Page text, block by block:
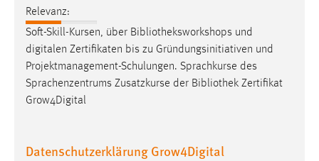
Relevanz:
Soft-Skill-Kursen, über Bibliotheksworkshops und
digitalen Zertifikaten bis zu Gründungsinitiativen und
Projektmanagement-Schulungen. Sprachkurse des
Sprachenzentrums Zusatzkurse der Bibliothek Zertifikat
Grow4Digital
Datenschutzerklärung Grow4Digital